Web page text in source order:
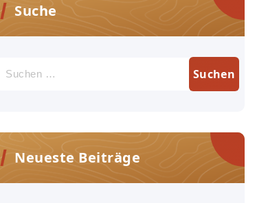
Suche
nach:
Neueste Beiträge